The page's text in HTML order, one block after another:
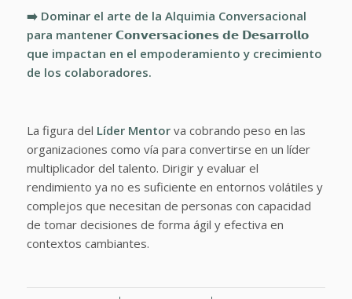
➡️ Dominar el arte de la Alquimia Conversacional
para mantener 𝗖𝗼𝗻𝘃𝗲𝗿𝘀𝗮𝗰𝗶𝗼𝗻𝗲𝘀 𝗱𝗲 𝗗𝗲𝘀𝗮𝗿𝗿𝗼𝗹𝗹𝗼
que impactan en el empoderamiento y crecimiento
de los colaboradores.
La figura del Líder Mentorva cobrando peso en las
organizaciones como vía para convertirse en un líder
multiplicador del talento. Dirigir y evaluar el
rendimiento ya no es suficiente en entornos volátiles y
complejos que necesitan de personas con capacidad
de tomar decisiones de forma ágil y efectiva en
contextos cambiantes.